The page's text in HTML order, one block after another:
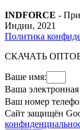
INDFORCE -
Индии, 2021
Политика
СКАЧАТЬ
Ваше имя:
Ваша электронная
Ваш номер
Сайт защищён